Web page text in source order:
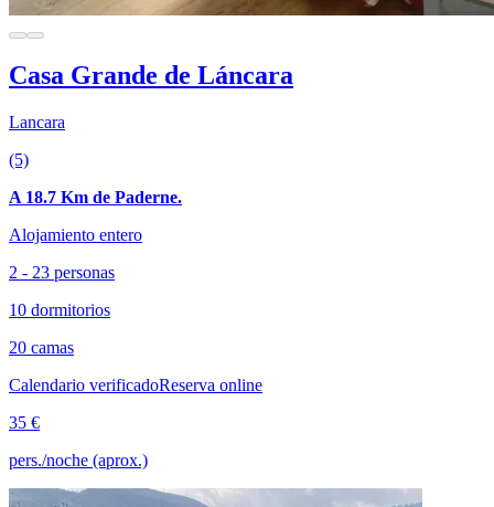
Casa Grande de Láncara
Lancara
(5)
A 18.7 Km de Paderne.
Alojamiento entero
2 - 23 personas
10 dormitorios
20 camas
Calendario verificadoReserva online
35 €
pers./noche (aprox.)